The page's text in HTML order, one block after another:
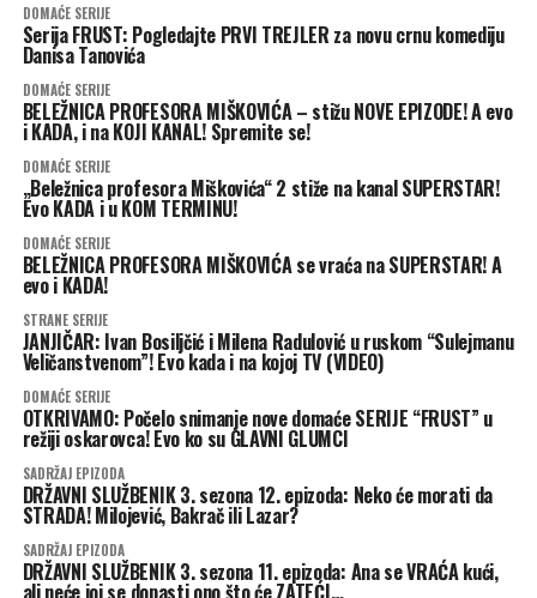
DOMAĆE SERIJE
Serija FRUST: Pogledajte PRVI TREJLER za novu crnu komediju
Danisa Tanovića
DOMAĆE SERIJE
BELEŽNICA PROFESORA MIŠKOVIĆA – stižu NOVE EPIZODE! A evo
i KADA, i na KOJI KANAL! Spremite se!
DOMAĆE SERIJE
„Beležnica profesora Miškovića“ 2 stiže na kanal SUPERSTAR!
Evo KADA i u KOM TERMINU!
DOMAĆE SERIJE
BELEŽNICA PROFESORA MIŠKOVIĆA se vraća na SUPERSTAR! A
evo i KADA!
STRANE SERIJE
JANJIČAR: Ivan Bosiljčić i Milena Radulović u ruskom “Sulejmanu
Veličanstvenom”! Evo kada i na kojoj TV (VIDEO)
DOMAĆE SERIJE
OTKRIVAMO: Počelo snimanje nove domaće SERIJE “FRUST” u
režiji oskarovca! Evo ko su GLAVNI GLUMCI
SADRŽAJ EPIZODA
DRŽAVNI SLUŽBENIK 3. sezona 12. epizoda: Neko će morati da
STRADA! Milojević, Bakrač ili Lazar?
SADRŽAJ EPIZODA
DRŽAVNI SLUŽBENIK 3. sezona 11. epizoda: Ana se VRAĆA kući,
ali neće joj se dopasti ono što će ZATEĆI…